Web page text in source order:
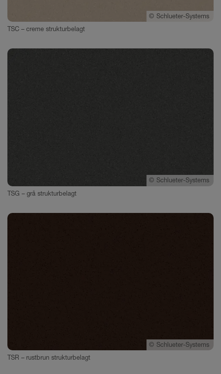
© Schlueter-Systems
TSC – creme strukturbelagt
© Schlueter-Systems
TSG – grå strukturbelagt
© Schlueter-Systems
TSR – rustbrun strukturbelagt